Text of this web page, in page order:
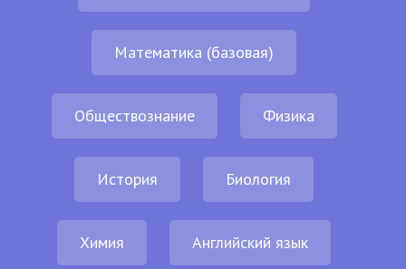
Математика (базовая)
Обществознание Физика
История Биология
Химия Английский язык